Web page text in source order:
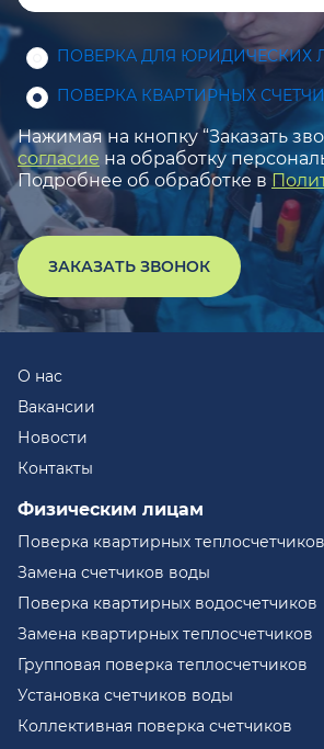
ПОВЕРКА ДЛЯ ЮРИДИЧЕСКИХ
ПОВЕРКА КВАРТИРНЫХ
Нажимая на кнопку “Заказать
согласие на обработку
Подробнее об обработке в
ЗАКАЗАТЬ ЗВОНОК
О нас
Вакансии
Новости
Контакты
Физическим лицам
Поверка квартирных теплосчетчиков
Замена счетчиков воды
Поверка квартирных водосчетчиков
Замена квартирных теплосчетчиков
Групповая поверка теплосчетчиков
Установка счетчиков воды
Коллективная поверка счетчиков